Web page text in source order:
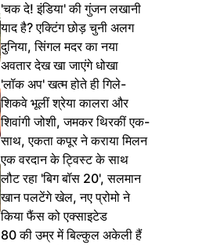
'चक दे! इंडिया' की गुंजन लखानी
याद है? एक्टिंग छोड़ चुनी अलग
दुनिया, सिंगल मदर का नया
अवतार देख खा जाएंगे धोखा
'लॉक अप' खत्म होते ही गिले-
शिकवे भूलीं श्रेया कालरा और
शिवांगी जोशी, जमकर थिरकीं एक-
साथ, एकता कपूर ने कराया मिलन
एक वरदान के ट्विस्ट के साथ
लौट रहा 'बिग बॉस 20', सलमान
खान पलटेंगे खेल, नए प्रोमो ने
किया फैंस को एक्साइटेड
80 की उम्र में बिल्कुल अकेली हैं